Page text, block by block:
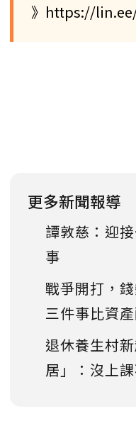
》https://
更多新聞報導
譚敦慈：迎
事
戰爭開打，
三件事比資
退休養生村
居」：沒上